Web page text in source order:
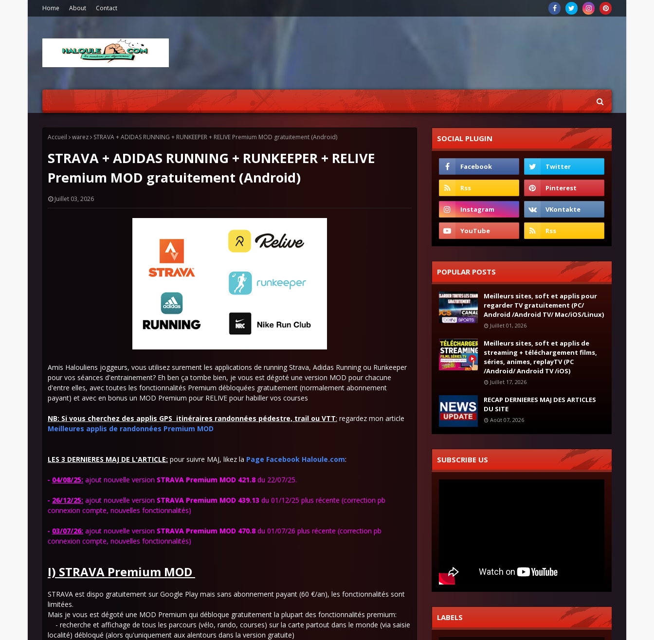
Home About Contact
Accueil warez STRAVA + ADIDAS RUNNING + RUNKEEPER + RELIVE Premium MOD gratuitement (Android)
STRAVA + ADIDAS RUNNING + RUNKEEPER + RELIVE
Premium MOD gratuitement (Android)
Juillet 03, 2026
Amis Halouliens joggeurs, vous utilisez surement les applications de running Strava, Adidas Running ou Runkeeper
pour vos séances d'entrainement? Eh ben ça tombe bien, je vous est dégoté une version MOD pour chacune
d'entre elles, avec toutes les fonctionnalités Premium débloquées gratuitement (normalement abonnement
payant) et avec en bonus un MOD Premium pour RELIVE pour habiller vos courses
NB: Si vous cherchez des applis GPS itinéraires randonnées pédestre, trail ou VTT: regardez mon article
Meilleures applis de randonnées Premium MOD
LES 3 DERNIERES MAJ DE L'ARTICLE: pour suivre MAJ, likez la Page Facebook Haloule.com:
- 04/08/25: ajout nouvelle version STRAVA Premium MOD 421.8 du 22/07/25.
- 26/12/25: ajout nouvelle version STRAVA Premium MOD 439.13 du 01/12/25 plus récente (correction pb
connexion compte, nouvelles fonctionnalités)
- 03/07/26: ajout nouvelle version STRAVA Premium MOD 470.8 du 01/07/26 plus récente (correction pb
connexion compte, nouvelles fonctionnalités)
I) STRAVA Premium MOD
STRAVA est dispo gratuitement sur Google Play mais sans abonnement payant (60 €/an), les fonctionnalités sont
limitées.
Mais je vous est dégoté une MOD Premium qui débloque gratuitement la plupart des fonctionnalités premium:
- recherche et affichage de tous les parcours (vélo, rando, courses) sur la carte partout dans le monde (via saisie
localité) débloqué (alors qu'uniquement aux alentours dans la version gratuite)
SOCIAL PLUGIN
POPULAR POSTS
Meilleurs sites, soft et applis pour
regarder TV gratuitement (PC/
Android /Android TV/ Mac/iOS/Linux)
Juillet 01, 2026
Meilleurs sites, soft et applis de
streaming + téléchargement films,
séries, animes, replayTV (PC
/Android/ Android TV /iOS)
Juillet 17, 2026
RECAP DERNIERES MAJ DES ARTICLES
DU SITE
Août 07, 2026
SUBSCRIBE US
LABELS